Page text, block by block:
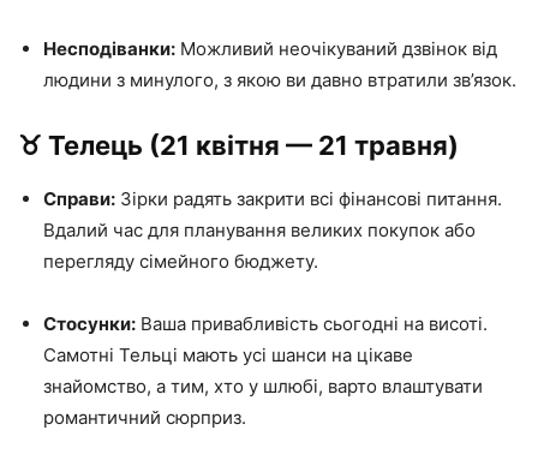
Несподіванки: Можливий неочікуваний дзвінок від
людини з минулого, з якою ви давно втратили зв’язок.
♉️ Телець (21 квітня — 21 травня)
Справи: Зірки радять закрити всі фінансові питання.
Вдалий час для планування великих покупок або
перегляду сімейного бюджету.
Стосунки: Ваша привабливість сьогодні на висоті.
Самотні Тельці мають усі шанси на цікаве
знайомство, а тим, хто у шлюбі, варто влаштувати
романтичний сюрприз.